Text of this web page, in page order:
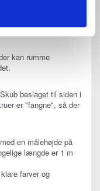
kan rumme
beslaget til siden i
er "fangne", så der
en målehøjde på
længde er 1 m
farver og